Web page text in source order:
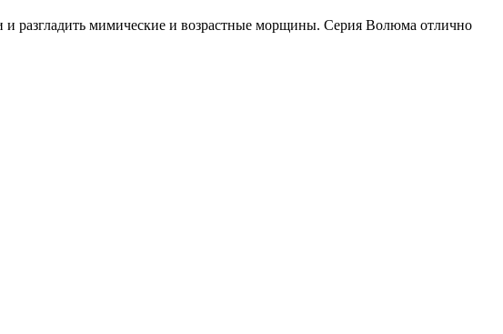
разгладить мимические и возрастные морщины. Серия Волюма отлично